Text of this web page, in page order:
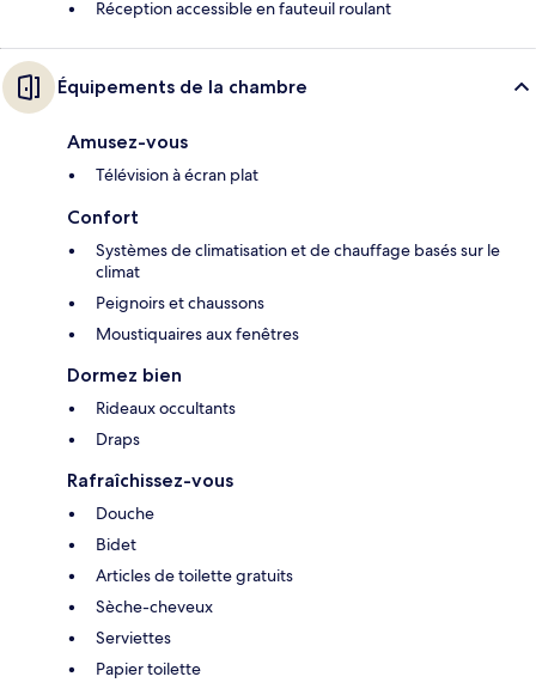
Réception accessible en fauteuil roulant
Équipements de la chambre
Amusez-vous
Télévision à écran plat
Confort
Systèmes de climatisation et de chauffage basés sur le
climat
Peignoirs et chaussons
Moustiquaires aux fenêtres
Dormez bien
Rideaux occultants
Draps
Rafraîchissez-vous
Douche
Bidet
Articles de toilette gratuits
Sèche-cheveux
Serviettes
Papier toilette